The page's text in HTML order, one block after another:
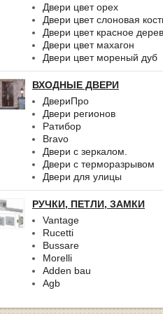
Двери цвет орех
Двери цвет слоновая
Двери цвет красное
Двери цвет махагон
Двери цвет мореный дуб
ВХОДНЫЕ ДВЕРИ
ДвериПро
Двери регионов
Ратибор
Bravo
Двери с зеркалом.
Двери с терморазрывом
Двери для улицы
РУЧКИ, ПЕТЛИ, ЗАМКИ
Vantage
Rucetti
Bussare
Morelli
Adden bau
Agb